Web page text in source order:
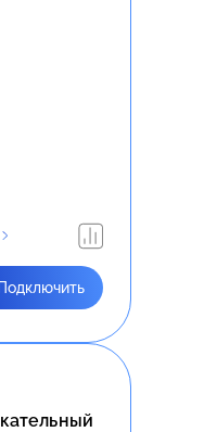
Подключить